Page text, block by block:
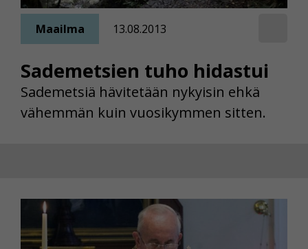
Sademetsien tuho hidastui
Maailma 13.08.2013
Sademetsiä hävitetään nykyisin ehkä
vähemmän kuin vuosikymmen sitten.